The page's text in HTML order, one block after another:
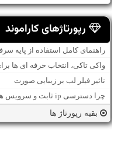
رپورتاژهای کاراموند
راهنمای کامل استفاده از پایه
واکی تاکی، انتخاب حرفه ای ها
تاثیر فیلر لب بر زیبایی صورت
چرا دسترسی ip ثابت و سرویس های پیشرفته برای کاربران حرفه ای ضروری است؟
بقیه رپورتاژ ها